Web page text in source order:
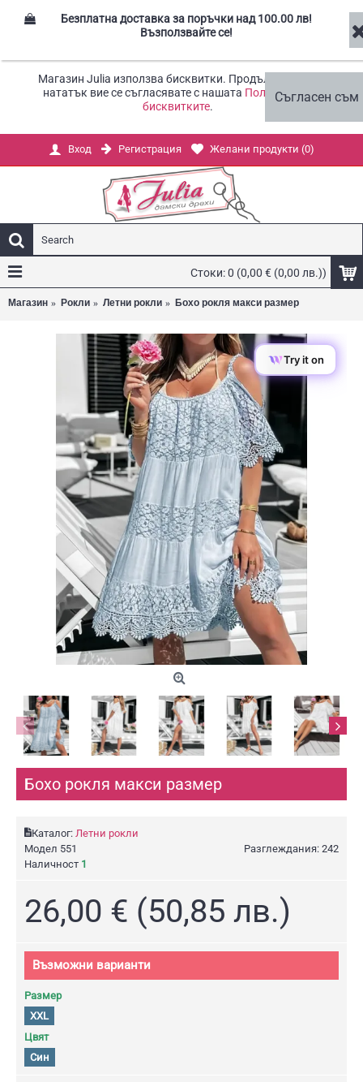
Безплатна доставка за поръчки над 100.00 лв!
Възползвайте се!
Магазин Julia използва бисквитки. Продължавайки
нататък вие се съгласявате с нашата Политика за
бисквитките.
Съгласен съм
Вход Регистрация Желани продукти (0)
Стоки: 0 (0,00 € (0,00 лв.))
Магазин Рокли Летни рокли Бохо рокля макси размер
Try it on
Бохо рокля макси размер
Каталог: Летни рокли
Разглеждания: 242
Модел 551
Наличност 1
26,00 € (50,85 лв.)
Възможни варианти
Размер
XXL
Цвят
Син